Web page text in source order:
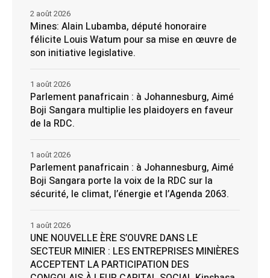
Mines: Alain Lubamba, député honoraire
félicite Louis Watum pour sa mise en œuvre de
son initiative legislative.
2 août 2026
Parlement panafricain : à Johannesburg, Aimé
Boji Sangara multiplie les plaidoyers en faveur
de la RDC.
1 août 2026
Parlement panafricain : à Johannesburg, Aimé
Boji Sangara porte la voix de la RDC sur la
sécurité, le climat, l’énergie et l’Agenda 2063.
1 août 2026
UNE NOUVELLE ÈRE S’OUVRE DANS LE
SECTEUR MINIER : LES ENTREPRISES MINIÈRES
ACCEPTENT LA PARTICIPATION DES
1 août 2026